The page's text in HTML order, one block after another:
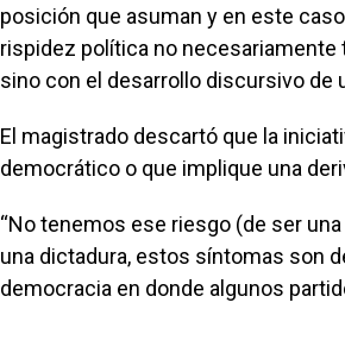
posición que asuman y en este
rispidez política no necesariamente
sino con el desarrollo discursivo de
El magistrado descartó que la
democrático o que implique una
“No tenemos ese riesgo (de ser
una dictadura, estos síntomas son
democracia en donde algunos